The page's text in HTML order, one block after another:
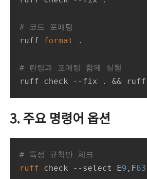
# 코드 포매팅
ruff format .
# 린팅과 포매팅 함께 실행
ruff check --fix . && ruff
3. 주요 명령어 옵션
# 특정 규칙만 체크
ruff check --select E9 ,F63